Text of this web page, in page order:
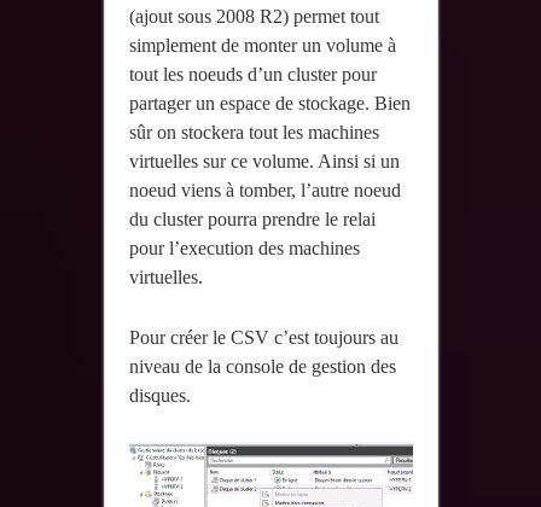
(ajout sous 2008 R2) permet tout
simplement de monter un volume à
tout les noeuds d’un cluster pour
partager un espace de stockage. Bien
sûr on stockera tout les machines
virtuelles sur ce volume. Ainsi si un
noeud viens à tomber, l’autre noeud
du cluster pourra prendre le relai
pour l’execution des machines
virtuelles.
Pour créer le CSV c’est toujours au
niveau de la console de gestion des
disques.